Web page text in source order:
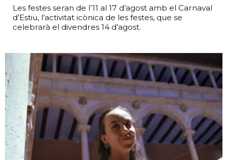
Les festes seran de l’11 al 17 d’agost amb el Carnaval
d’Estiu, l’activitat icònica de les festes, que se
celebrarà el divendres 14 d’agost.